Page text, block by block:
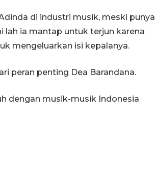
di industri musik, meski punya
lah ia mantap untuk terjun karena
mengeluarkan isi kepalanya.
peran penting Dea Barandana.
dengan musik-musik Indonesia